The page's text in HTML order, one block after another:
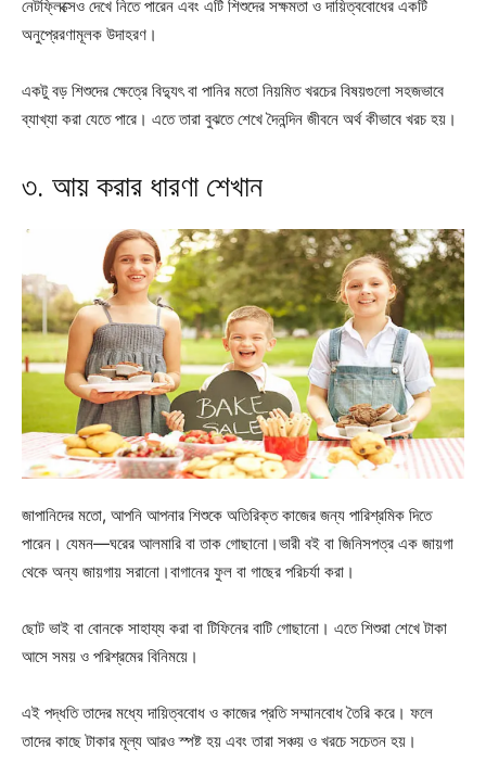
নেটফ্লিক্সেও দেখে নিতে পারেন এবং এটি শিশুদের সক্ষমতা ও দায়িত্ববোধের একটি
অনুপ্রেরণামূলক উদাহরণ।
একটু বড় শিশুদের ক্ষেত্রে বিদ্যুৎ বা পানির মতো নিয়মিত খরচের বিষয়গুলো সহজভাবে
ব্যাখ্যা করা যেতে পারে। এতে তারা বুঝতে শেখে দৈনন্দিন জীবনে অর্থ কীভাবে খরচ হয়।
৩. আয় করার ধারণা শেখান
জাপানিদের মতো, আপনি আপনার শিশুকে অতিরিক্ত কাজের জন্য পারিশ্রমিক দিতে
পারেন। যেমন—ঘরের আলমারি বা তাক গোছানো।ভারী বই বা জিনিসপত্র এক জায়গা
থেকে অন্য জায়গায় সরানো।বাগানের ফুল বা গাছের পরিচর্যা করা।
ছোট ভাই বা বোনকে সাহায্য করা বা টিফিনের বাটি গোছানো। এতে শিশুরা শেখে টাকা
আসে সময় ও পরিশ্রমের বিনিময়ে।
এই পদ্ধতি তাদের মধ্যে দায়িত্ববোধ ও কাজের প্রতি সম্মানবোধ তৈরি করে। ফলে
তাদের কাছে টাকার মূল্য আরও স্পষ্ট হয় এবং তারা সঞ্চয় ও খরচে সচেতন হয়।